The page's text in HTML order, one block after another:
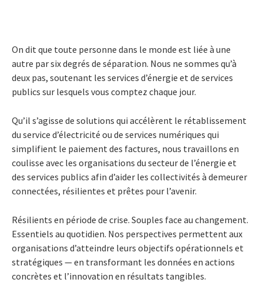
On dit que toute personne dans le monde est liée à une
autre par six degrés de séparation. Nous ne sommes qu’à
deux pas, soutenant les services d’énergie et de services
publics sur lesquels vous comptez chaque jour.
Qu’il s’agisse de solutions qui accélèrent le rétablissement
du service d’électricité ou de services numériques qui
simplifient le paiement des factures, nous travaillons en
coulisse avec les organisations du secteur de l’énergie et
des services publics afin d’aider les collectivités à demeurer
connectées, résilientes et prêtes pour l’avenir.
Résilients en période de crise. Souples face au changement.
Essentiels au quotidien. Nos perspectives permettent aux
organisations d’atteindre leurs objectifs opérationnels et
stratégiques — en transformant les données en actions
concrètes et l’innovation en résultats tangibles.